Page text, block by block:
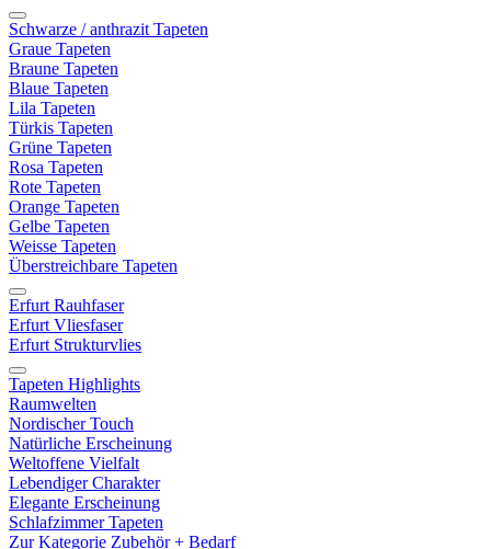
Schwarze / anthrazit Tapeten
Graue Tapeten
Braune Tapeten
Blaue Tapeten
Lila Tapeten
Türkis Tapeten
Grüne Tapeten
Rosa Tapeten
Rote Tapeten
Orange Tapeten
Gelbe Tapeten
Weisse Tapeten
Überstreichbare Tapeten
Erfurt Rauhfaser
Erfurt Vliesfaser
Erfurt Strukturvlies
Tapeten Highlights
Raumwelten
Nordischer Touch
Natürliche Erscheinung
Weltoffene Vielfalt
Lebendiger Charakter
Elegante Erscheinung
Schlafzimmer Tapeten
Zur Kategorie Zubehör + Bedarf